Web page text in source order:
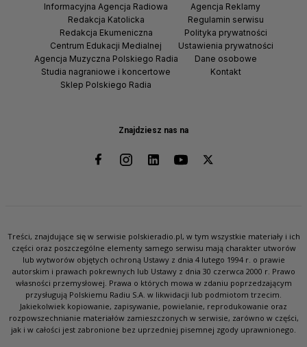
Znajdziesz nas na
Informacyjna Agencja Radiowa
Redakcja Katolicka
Redakcja Ekumeniczna
Centrum Edukacji Medialnej
Agencja Muzyczna Polskiego Radia
Studia nagraniowe i koncertowe
Sklep Polskiego Radia
Agencja Reklamy
Regulamin serwisu
Polityka prywatności
Ustawienia prywatności
Dane osobowe
Kontakt
Treści, znajdujące się w serwisie polskieradio.pl, w tym wszystkie materiały i ich
części oraz poszczególne elementy samego serwisu mają charakter utworów
lub wytworów objętych ochroną Ustawy z dnia 4 lutego 1994 r. o prawie
autorskim i prawach pokrewnych lub Ustawy z dnia 30 czerwca 2000 r. Prawo
własności przemysłowej. Prawa o których mowa w zdaniu poprzedzającym
przysługują Polskiemu Radiu S.A. w likwidacji lub podmiotom trzecim.
Jakiekolwiek kopiowanie, zapisywanie, powielanie, reprodukowanie oraz
rozpowszechnianie materiałów zamieszczonych w serwisie, zarówno w części,
jak i w całości jest zabronione bez uprzedniej pisemnej zgody uprawnionego.